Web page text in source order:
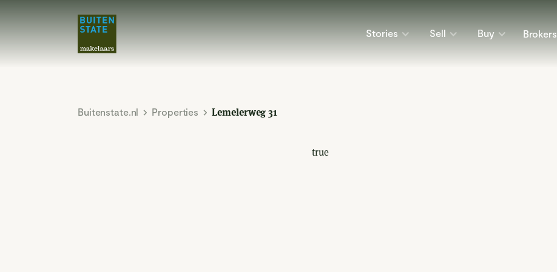
Stories Sell Buy Brokers
Buitenstate.nl Properties Lemelerweg 31
true